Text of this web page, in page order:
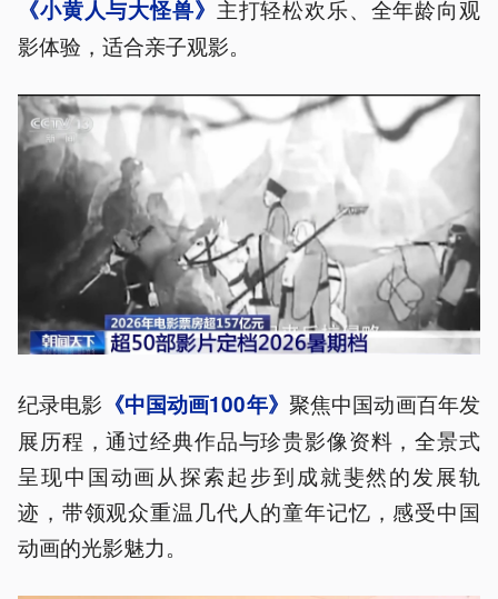
《小黄人与大怪兽》 主打轻松欢乐、全年龄向观
影体验，适合亲子观影。
纪录电影 《中国动画100年》 聚焦中国动画百年发
展历程，通过经典作品与珍贵影像资料，全景式
呈现中国动画从探索起步到成就斐然的发展轨
迹，带领观众重温几代人的童年记忆，感受中国
动画的光影魅力。